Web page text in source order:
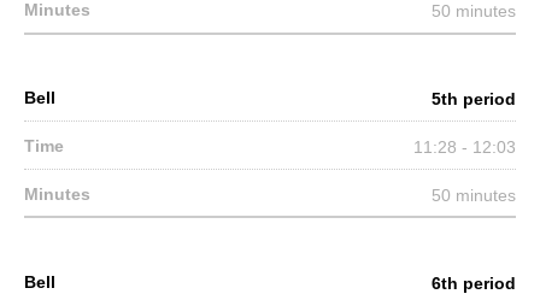
50 minutes
5th period
11:28 - 12:03
50 minutes
6th period